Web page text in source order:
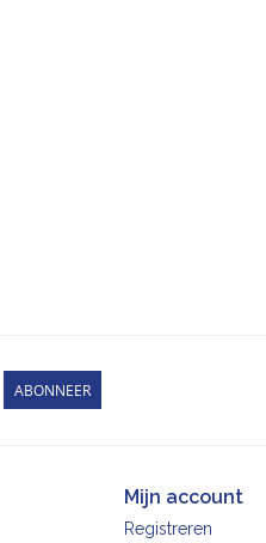
ABONNEER
Mijn account
Registreren